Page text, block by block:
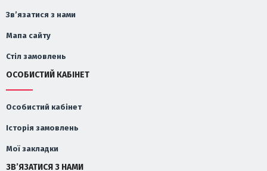
Зв’язатися з нами
Мапа сайту
Стіл замовлень
ОСОБИСТИЙ КАБІНЕТ
Особистий кабінет
Історія замовлень
Мої закладки
ЗВ’ЯЗАТИСЯ З НАМИ